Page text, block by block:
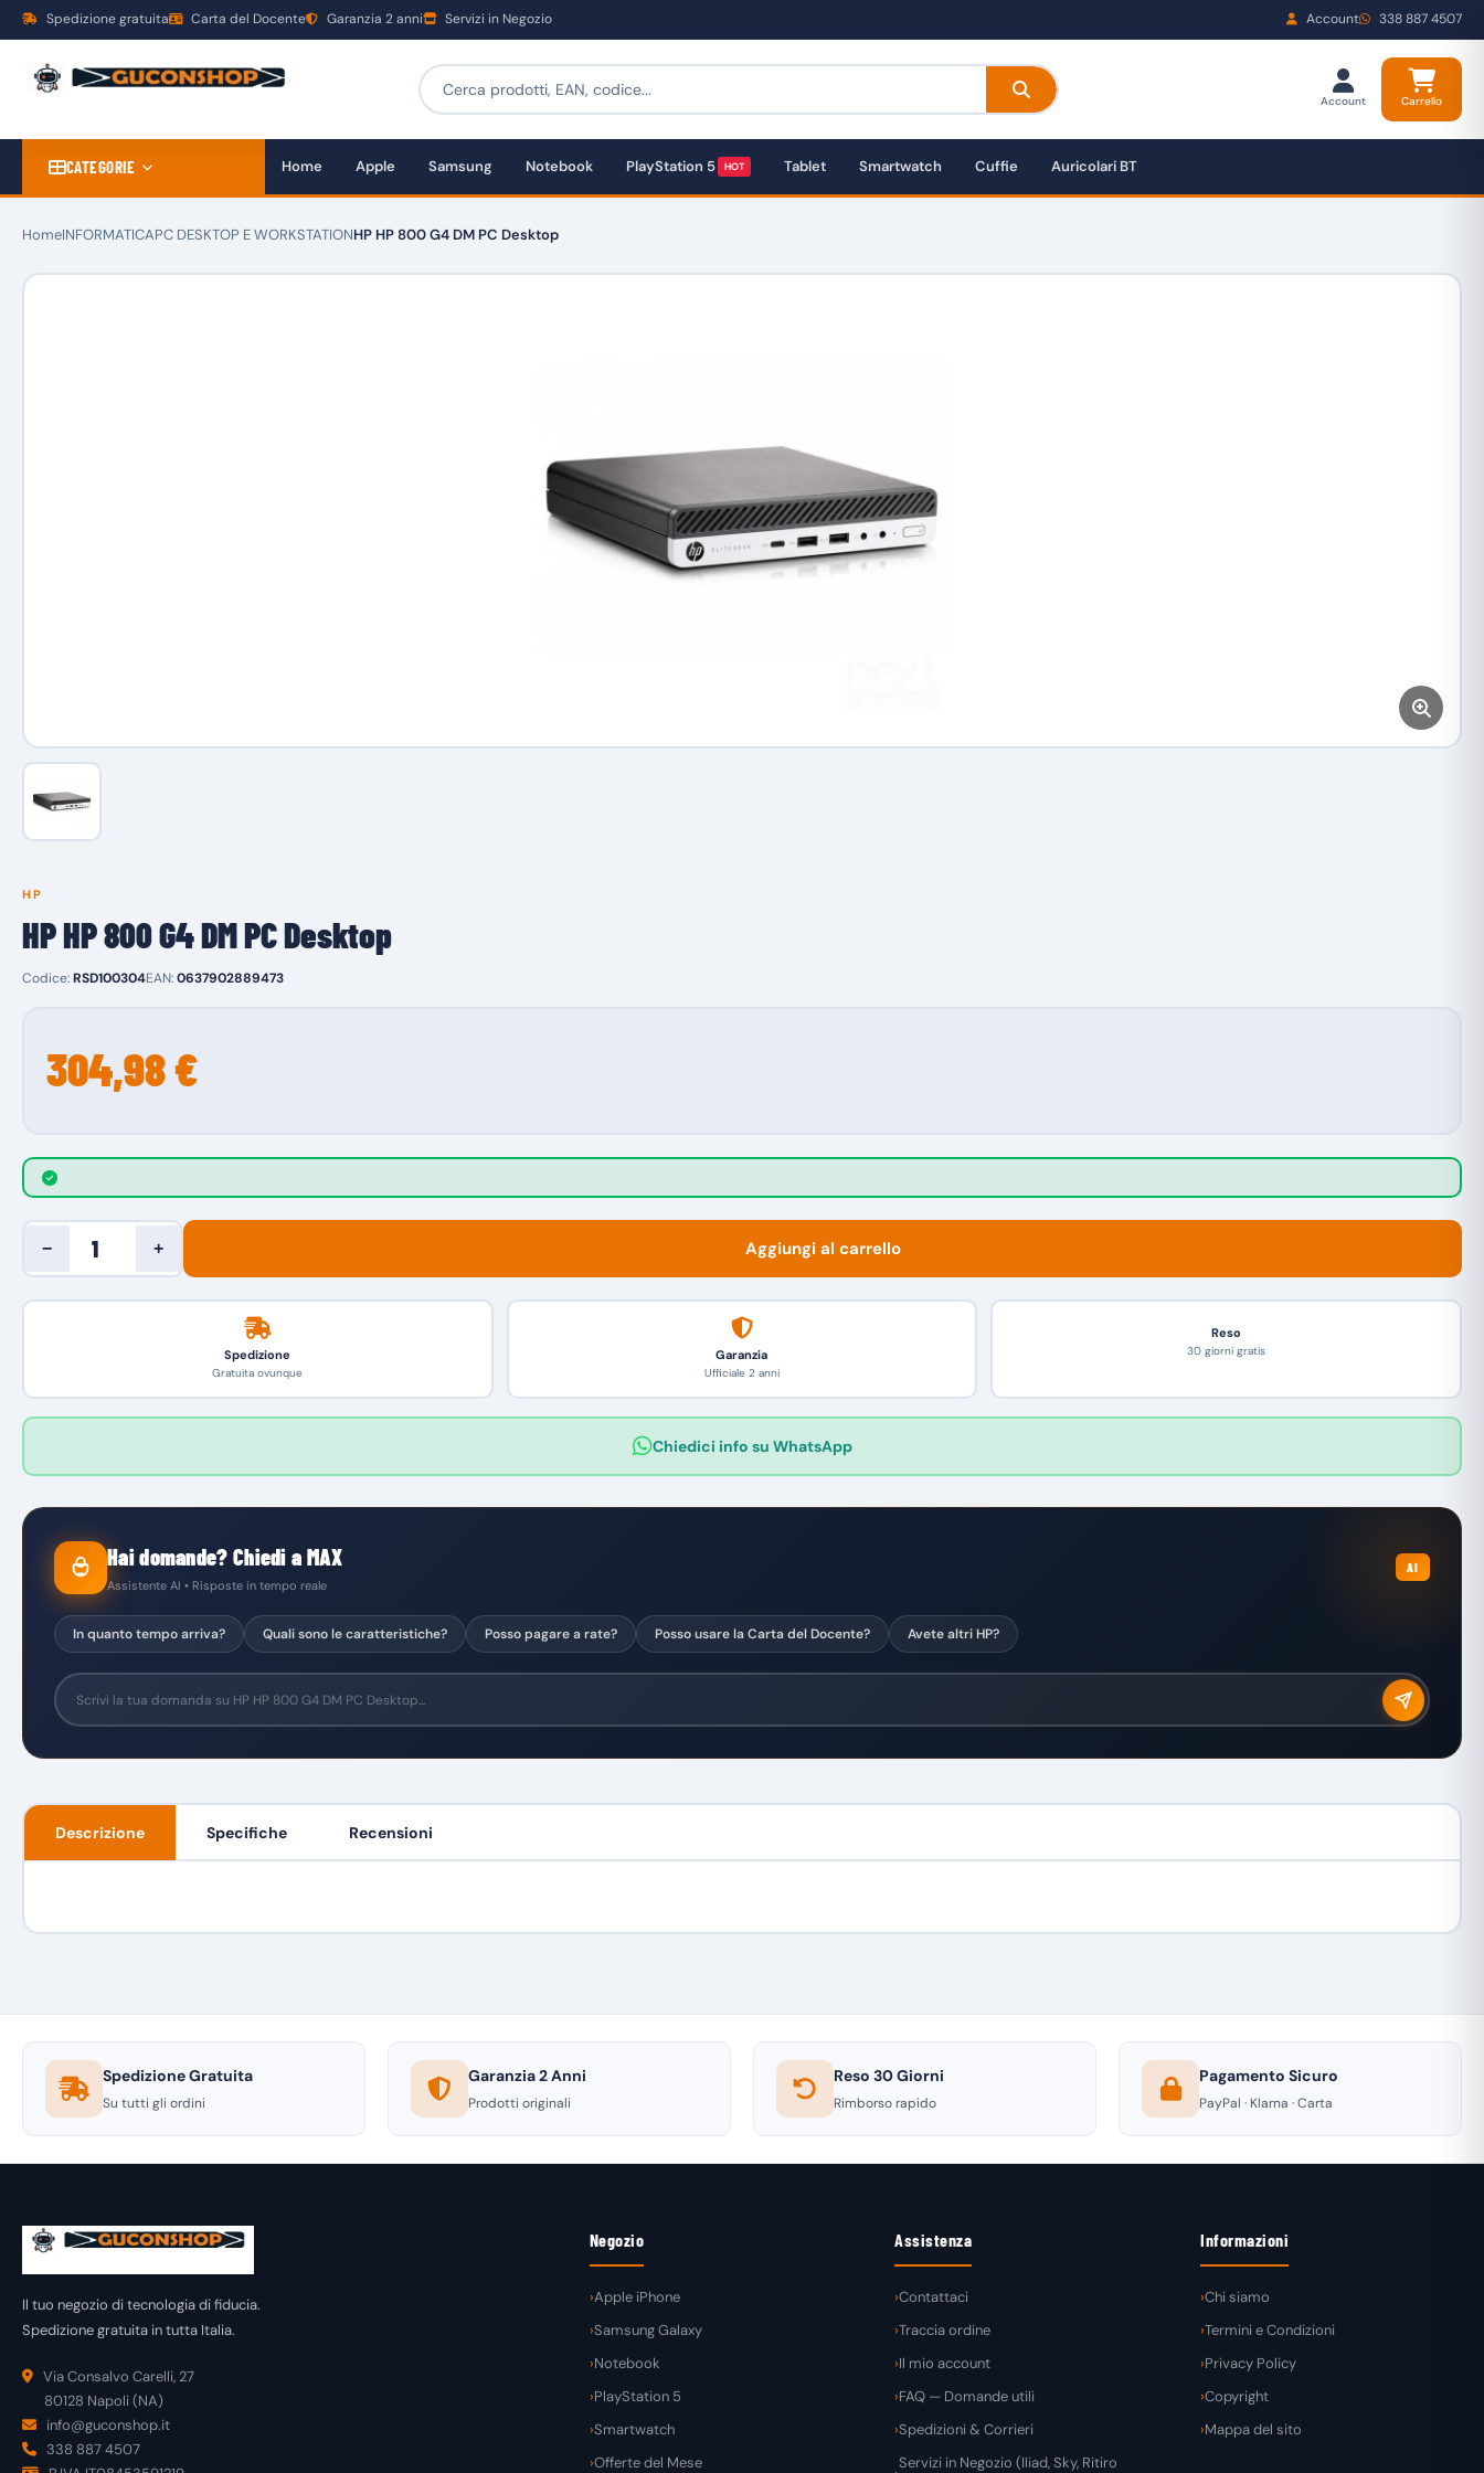
Spedizione gratuita Carta del Docente Garanzia 2 anni Servizi in Negozio Account 338 887 4507
Account Carrello
CATEGORIE Home Apple Samsung Notebook PlayStation 5 HOT Tablet Smartwatch Cuffie Auricolari BT
HomeINFORMATICAPC DESKTOP E WORKSTATIONHP HP 800 G4 DM PC Desktop
HP
HP HP 800 G4 DM PC Desktop
Codice:RSD100304EAN:0637902889473
304,98 €
− + Aggiungi al carrello
Spedizione
Gratuita ovunque
Garanzia
Ufficiale 2 anni
Reso
30 giorni gratis
Chiedici info su WhatsApp
Hai domande? Chiedi a MAX
Assistente AI • Risposte in tempo reale
AI
In quanto tempo arriva? Quali sono le caratteristiche? Posso pagare a rate? Posso usare la Carta del Docente? Avete altri HP?
Descrizione Specifiche Recensioni
Spedizione Gratuita
Su tutti gli ordini
Garanzia 2 Anni
Prodotti originali
Reso 30 Giorni
Rimborso rapido
Pagamento Sicuro
PayPal · Klarna · Carta
Il tuo negozio di tecnologia di fiducia.
Spedizione gratuita in tutta Italia.
Via Consalvo Carelli, 27
80128 Napoli (NA)
info@guconshop.it
338 887 4507
Negozio
Apple iPhone
Samsung Galaxy
Notebook
PlayStation 5
Smartwatch
Offerte del Mese
Assistenza
Contattaci
Traccia ordine
Il mio account
FAQ — Domande utili
Spedizioni & Corrieri
Servizi in Negozio (Iliad, Sky, Ritiro
Informazioni
Chi siamo
Termini e Condizioni
Privacy Policy
Copyright
Mappa del sito